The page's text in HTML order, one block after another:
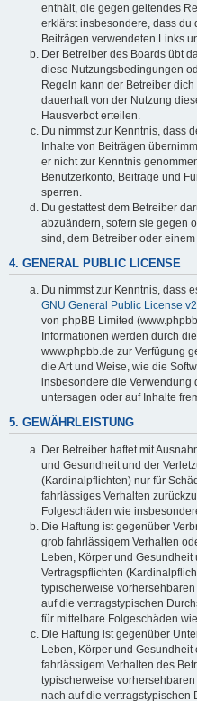
enthält, die gegen geltendes
erklärst insbesondere, dass du
Beiträgen verwendeten Links
Der Betreiber des Boards übt
diese Nutzungsbedingungen
Regeln kann der Betreiber
dauerhaft von der Nutzung
Hausverbot erteilen.
Du nimmst zur Kenntnis, dass
Inhalte von Beiträgen
er nicht zur Kenntnis
Benutzerkonto, Beiträge und
sperren.
Du gestattest dem Betreiber
abzuändern, sofern sie gegen
sind, dem Betreiber oder
4. GENERAL PUBLIC LICENSE
Du nimmst zur Kenntnis, dass
GNU General Public License v2
von phpBB Limited
Informationen werden durch
www.phpbb.de zur Verfügung
die Art und Weise, wie die
insbesondere die Verwendung
untersagen oder auf Inhalte
5. GEWÄHRLEISTUNG
Der Betreiber haftet mit
und Gesundheit und der
(Kardinalpflichten) nur für
fahrlässiges Verhalten
Folgeschäden wie
Die Haftung ist gegenüber
grob fahrlässigem Verhalten
Leben, Körper und
Vertragspflichten
typischerweise
auf die vertragstypischen
für mittelbare Folgeschäden
Die Haftung ist gegenüber
Leben, Körper und
fahrlässigem Verhalten des
typischerweise
nach auf die vertragstypischen